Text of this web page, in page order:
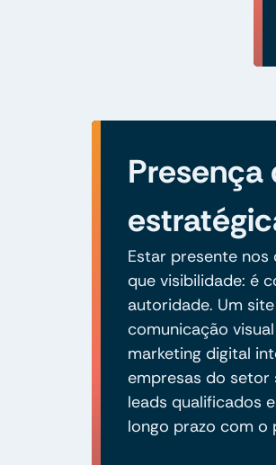
Presença
Estar presente nos
que visibilidade: é
autoridade. Um
comunicação
marketing digital
empresas do setor
leads qualificados
longo prazo com o